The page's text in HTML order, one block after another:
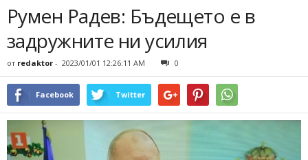
Румен Радев: Бъдещето е в
задружните ни усилия
от redaktor - 2023/01/01 12:26:11 AM 0
Facebook Twitter